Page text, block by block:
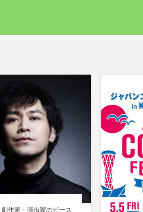
劇作家・演出家のピース